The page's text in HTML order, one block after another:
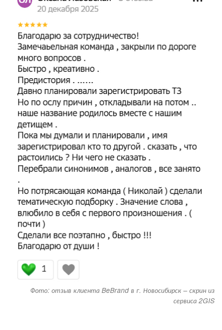
Фото: отзыв клиента BeBrand в г. Новосибирск – скрин из
сервиса 2GIS